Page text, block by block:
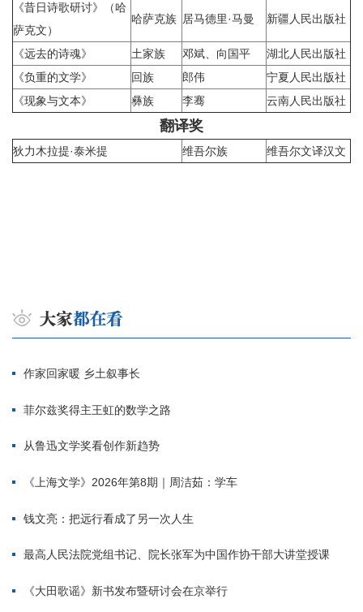
《昔日诗歌研讨》（哈
萨克文）
哈萨克族 居马德里·马曼 新疆人民出版社
《远去的诗魂》 土家族 邓斌、向国平
湖北人民出版社
《负重的文学》
回族 郎伟
宁夏人民出版社
《现象与文本》
彝族 李骞 云南人民出版社
翻译奖
狄力木拉提·泰米提 维吾尔族 维吾尔文译汉文
作家回家暖 乡土叙事长
菲尔兹奖得主王虹的数学之路
从鲁迅文学奖看创作新趋势
《上海文学》2026年第8期｜周洁茹：学车
钱文亮：把远行看成了另一次人生
最高人民法院党组书记、院长张军为中国作协干部大讲堂授课
《大田歌谣》新书发布暨研讨会在京举行